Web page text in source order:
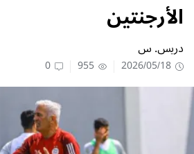
الأرجنتين
دريس. س
2026/05/18
955
0